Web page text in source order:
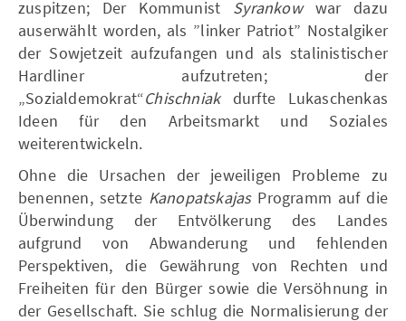
zuspitzen; Der Kommunist Syrankowwar dazu
auserwählt worden, als ”linker Patriot” Nostalgiker
der Sowjetzeit aufzufangen und als stalinistischer
Hardliner aufzutreten; der
„Sozialdemokrat“Chischniakdurfte Lukaschenkas
Ideen für den Arbeitsmarkt und Soziales
weiterentwickeln.
Ohne die Ursachen der jeweiligen Probleme zu
benennen, setzte KanopatskajasProgramm auf die
Überwindung der Entvölkerung des Landes
aufgrund von Abwanderung und fehlenden
Perspektiven, die Gewährung von Rechten und
Freiheiten für den Bürger sowie die Versöhnung in
der Gesellschaft. Sie schlug die Normalisierung der